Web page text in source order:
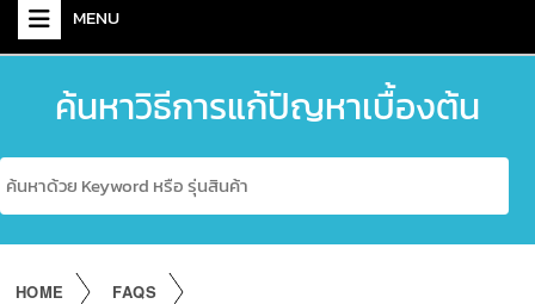
MENU
KVM
+
CONNECTIVITY
ค้นหาวิธีการแก้ปัญหาเบื้องต้น
HOME
FAQS